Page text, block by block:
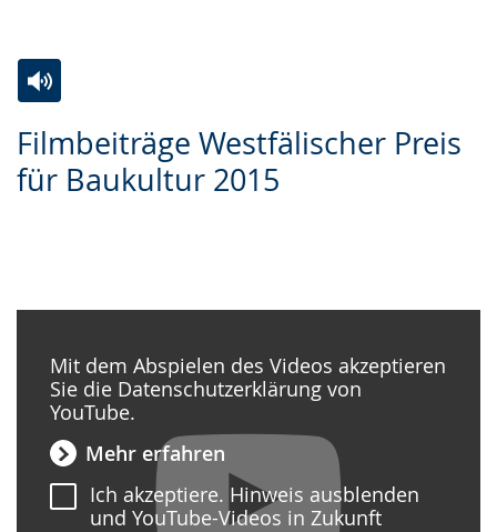
Filmbeiträge Westfälischer Preis
für Baukultur 2015
Leichten
Sprache
Audio-
Unterstützung.
Video
in
angezeigt.
Mit dem Abspielen des Videos akzeptieren
Sie die Datenschutzerklärung von
YouTube.
Mehr erfahren
Ich akzeptiere. Hinweis ausblenden
und YouTube-Videos in Zukunft